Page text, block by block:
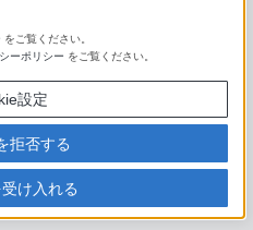
をご覧ください。
ーポリシー をご覧ください。
設定
拒否する
け入れる